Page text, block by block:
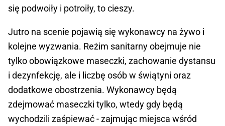
się podwoiły i potroiły, to cieszy.
Jutro na scenie pojawią się wykonawcy na żywo i
kolejne wyzwania. Reżim sanitarny obejmuje nie
tylko obowiązkowe maseczki, zachowanie dystansu
i dezynfekcję, ale i liczbę osób w świątyni oraz
dodatkowe obostrzenia. Wykonawcy będą
zdejmować maseczki tylko, wtedy gdy będą
wychodzili zaśpiewać - zajmując miejsca wśród